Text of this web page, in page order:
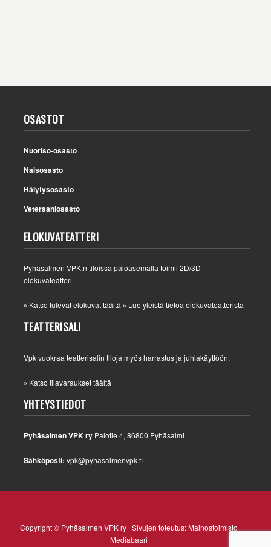
OSASTOT
Nuoriso-osasto
Naisosasto
Hälytysosasto
Veteraaniosasto
ELOKUVATEATTERI
Pyhäsalmen VPK:n tiloissa paloasemalla toimii 2D/3D
elokuvateatteri.
» Katso tulevat elokuvat täältä » Lue yleistä tietoa elokuvateatterista
TEATTERISALI
Vpk vuokraa teatterisalin tiloja myös harrastus ja juhlakäyttöön.
» Katso tilavaraukset täältä
YHTEYSTIEDOT
Pyhäsalmen VPK ry Palotie 4, 86800 Pyhäsalmi
Sähköposti: vpk@pyhasalmenvpk.fi
Copyright © Pyhäsalmen VPK ry | Sivujen toteutus:Mainostoimisto
Mediabaari